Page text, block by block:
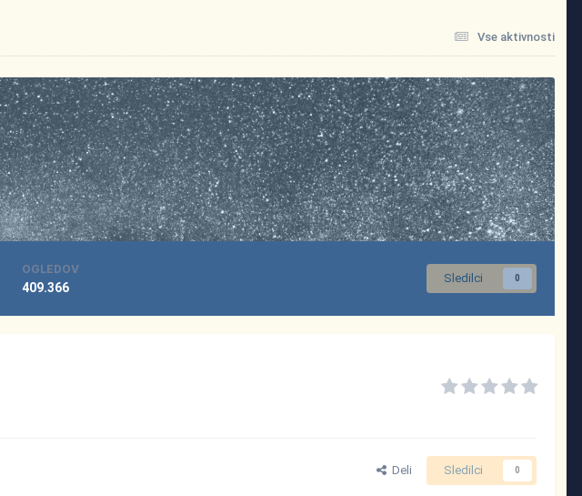
Vse aktivnosti
Sledilci 0
OGLEDOV
409.366
Deli Sledilci 0